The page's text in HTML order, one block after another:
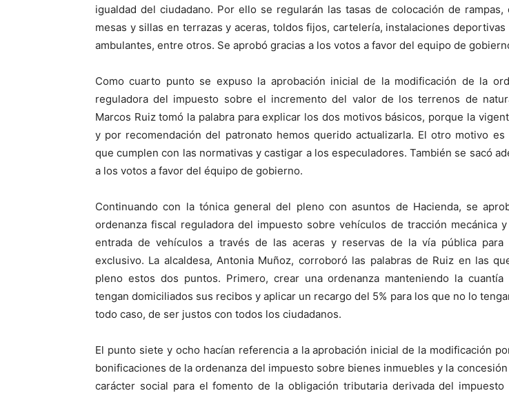
igualdad del ciudadano. Por ello se regularán las tasas de colocación de rampas,
mesas y sillas en terrazas y aceras, toldos fijos, cartelería, instalaciones
ambulantes, entre otros. Se aprobó gracias a los votos a favor del equipo de
Como cuarto punto se expuso la aprobación inicial de la modificación de la
reguladora del impuesto sobre el incremento del valor de los terrenos de
Marcos Ruiz tomó la palabra para explicar los dos motivos básicos, porque la
y por recomendación del patronato hemos querido actualizarla. El otro motivo es
que cumplen con las normativas y castigar a los especuladores. También se sacó
a los votos a favor del équipo de gobierno.
Continuando con la tónica general del pleno con asuntos de Hacienda, se
ordenanza fiscal reguladora del impuesto sobre vehículos de tracción mecánica
entrada de vehículos a través de las aceras y reservas de la vía pública para
exclusivo. La alcaldesa, Antonia Muñoz, corroboró las palabras de Ruiz en las
pleno estos dos puntos. Primero, crear una ordenanza manteniendo la cuantía
tengan domiciliados sus recibos y aplicar un recargo del 5% para los que no lo
todo caso, de ser justos con todos los ciudadanos.
El punto siete y ocho hacían referencia a la aprobación inicial de la modificación
bonificaciones de la ordenanza del impuesto sobre bienes inmuebles y la
carácter social para el fomento de la obligación tributaria derivada del impuesto